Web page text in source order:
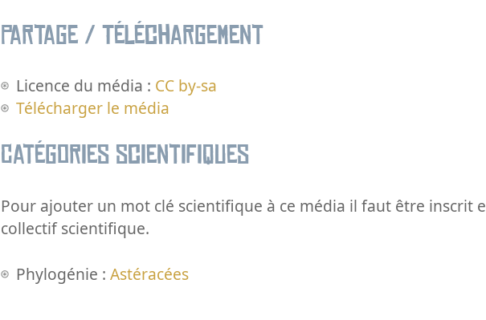
Partage / Téléchargement
Licence du média : CC by-sa
Télécharger le média
Catégories scientifiques
Pour ajouter un mot clé scientifique à ce média il faut être inscrit
collectif scientifique.
Phylogénie :Astéracées